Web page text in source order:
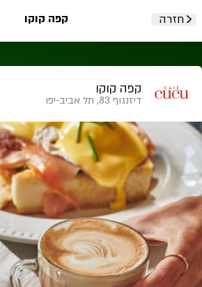
חזרה קפה קוקו
קפה קוקו
דיזנגוף 83, תל אביב-יפו